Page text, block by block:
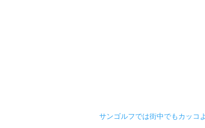
サンゴルフでは街中でもカッコ